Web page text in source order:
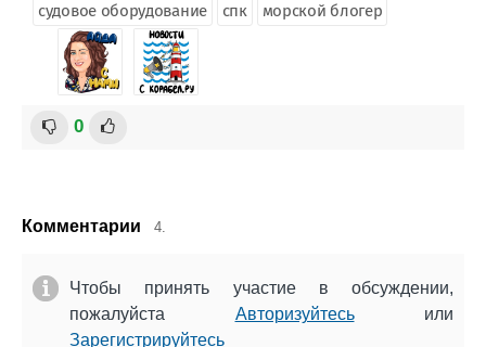
судовое оборудование
спк морской блогер
0
Комментарии 4.
Чтобы принять участие в обсуждении,
пожалуйста Авторизуйтесьили
Зарегистрируйтесь